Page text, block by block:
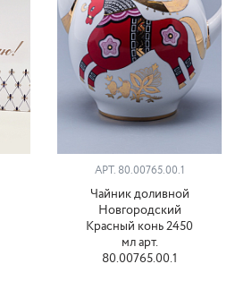
АРТ. 80.00765.00.1
Чайник доливной
Новгородский
Красный конь 2450
мл арт.
80.00765.00.1